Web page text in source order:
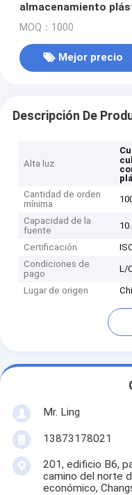
almacenamiento
pintura de 9 litros
MOQ：1000
Mejor precio
Descripción De
Alta luz
Cantidad de orden
mínima
Capacidad de la
fuente
Certificación
Condiciones de
pago
L/
Lugar de origen
Mr. Ling
13873178021
201, edificio B6,
camino del norte
económico,